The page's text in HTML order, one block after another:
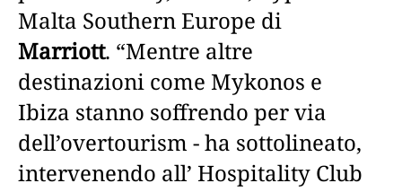
Malta Southern Europe di
Marriott. “Mentre altre
destinazioni come Mykonos e
Ibiza stanno soffrendo per via
dell’overtourism - ha sottolineato,
intervenendo all’ Hospitality Club